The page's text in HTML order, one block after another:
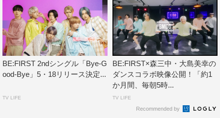
Official Website：https://befirst.tokyo/
Official Twitter :https://twitter.com/BEFIRSTofficial
Official Instagram :
https://www.instagram.com/befirst__official/
BE:FIRST 2ndシングル「Bye-G
ood-Bye」5・18リリース決定...
TV LIFE
BE:FIRST×森三中・大島美幸の
ダンスコラボ映像公開！「約1
か月間、毎朝5時...
TV LIFE
Recommended by